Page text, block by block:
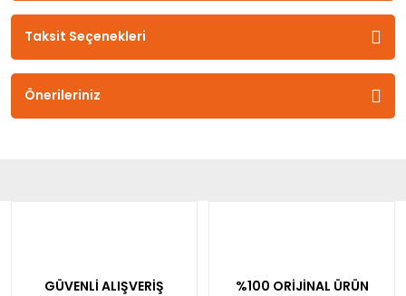
Taksit Seçenekleri
Önerileriniz
GÜVENLİ ALIŞVERİŞ %100 ORİJİNAL ÜRÜN